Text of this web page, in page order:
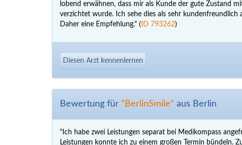
lobend erwähnen, dass mir als Kunde der gute Zustand
verzichtet wurde. Ich sehe dies als sehr
Daher eine Empfehlung." ( ID 793262)
Diesen Arzt kennenlernen
Bewertung für "BerlinSmile" aus Berlin
"Ich habe zwei Leistungen separat bei Medikompass
Leistungen konnte ich zu einem großen Termin bündeln.